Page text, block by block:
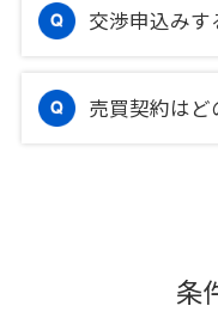
交渉申込みす
売買契約はど
条